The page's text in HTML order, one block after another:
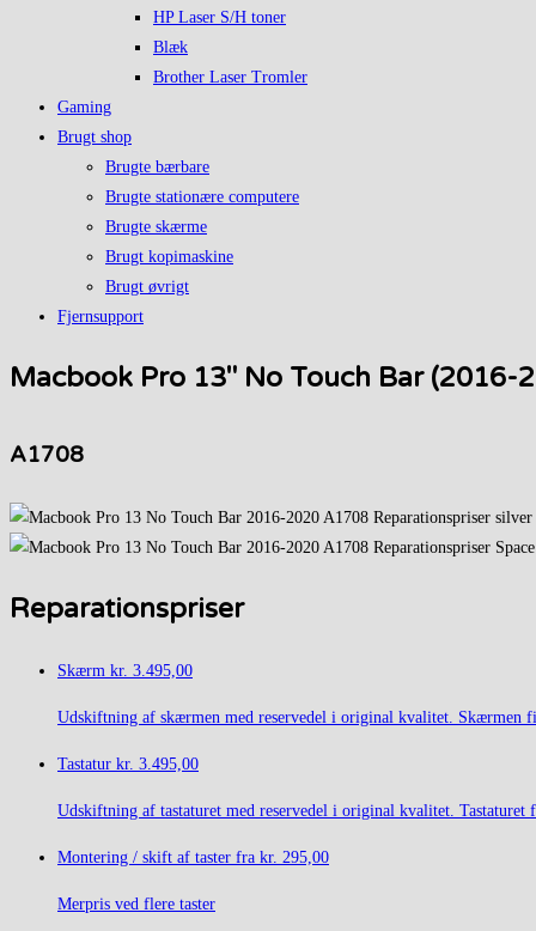
HP Laser S/H toner
Blæk
Brother Laser Tromler
Gaming
Brugt shop
Brugte bærbare
Brugte stationære computere
Brugte skærme
Brugt kopimaskine
Brugt øvrigt
Fjernsupport
Macbook Pro 13" No Touch Bar (2016-
A1708
Reparationspriser
Skærm kr. 3.495,00
Udskiftning af skærmen med reservedel i original kvalitet. Skærmen
Tastatur kr. 3.495,00
Udskiftning af tastaturet med reservedel i original kvalitet. Tastaturet
Montering / skift af taster fra kr. 295,00
Merpris ved flere taster